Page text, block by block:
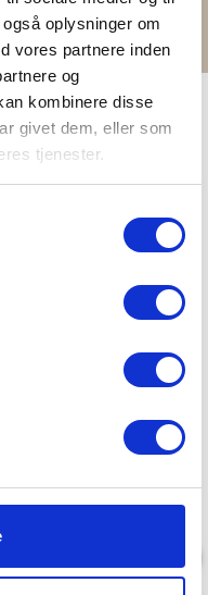
oplysninger om
vores partnere inden
og
kombinere disse
givet dem, eller som
tjenester.